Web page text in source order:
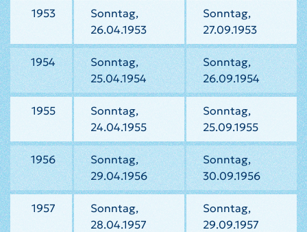
1953
Sonntag,
26.04.1953
Sonntag,
27.09.1953
1954
Sonntag,
25.04.1954
Sonntag,
26.09.1954
1955
Sonntag,
24.04.1955
Sonntag,
25.09.1955
1956
Sonntag,
29.04.1956
Sonntag,
30.09.1956
1957
Sonntag,
28.04.1957
Sonntag,
29.09.1957